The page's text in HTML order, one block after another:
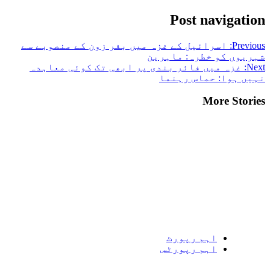
Post navigation
Previous:
اسرائیل کے غزہ میں بفر زون کے منصوبے سے
شہریوں کو خطرہ: ماہرین
Next:
غزہ میں فائر بندی پر ابھی تک کوئی معاہدہ
نہیں ہوا: حماس رہنما
More Stories
اہم رپورٹ
اہم رپورٹس